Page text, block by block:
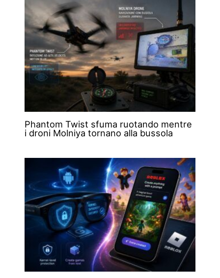
Phantom Twist sfuma ruotando mentre
i droni Molniya tornano alla bussola